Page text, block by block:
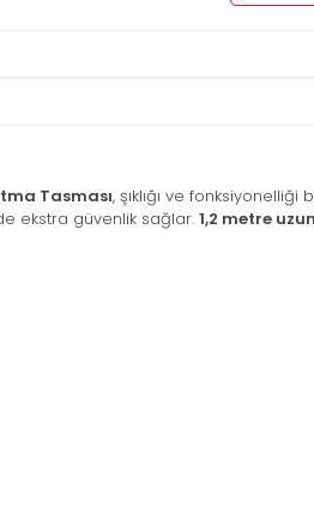
Tasması, şıklığı ve
ekstra güvenlik sağlar. 1,2 metre